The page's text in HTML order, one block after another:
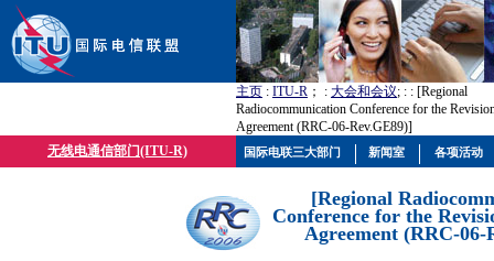
主页 : ITU-R ； : 大会和会议; : : [Regional
Radiocommunication Conference for the
Agreement (RRC-06-Rev.GE89)]
无线电通信部门(ITU-R)
[Regional
Conference for the
Agreement (RRC-06-
国际电联三大部门 新闻室 各项活动